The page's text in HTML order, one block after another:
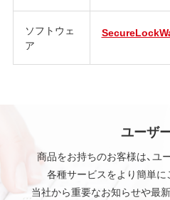
ソフトウェ
ア
ユーザ
商品をお持ちのお客様は、ユ
各種サービスをより簡単に
当社から重要なお知らせや最